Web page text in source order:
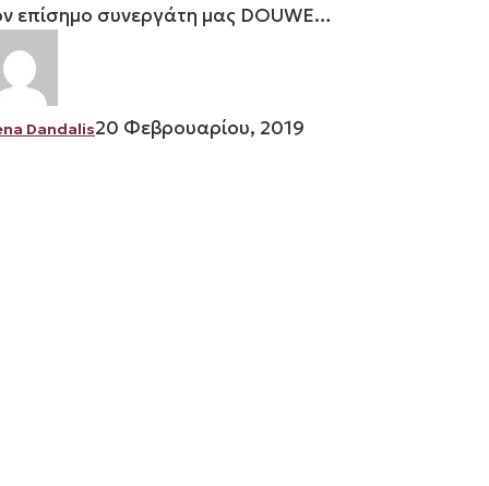
επίσημο συνεργάτη μας DOUWE…
Dandalis20 Φεβρουαρίου, 2019